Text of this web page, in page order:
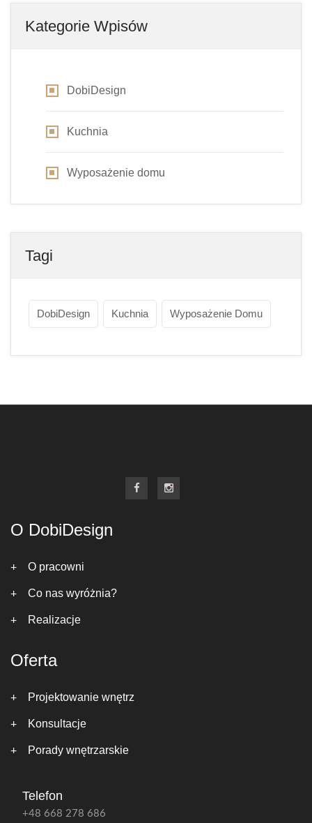
Kategorie Wpisów
DobiDesign
Kuchnia
Wyposażenie domu
Tagi
DobiDesign Kuchnia Wyposażenie Domu
O DobiDesign
O pracowni
Co nas wyróżnia?
Realizacje
Oferta
Projektowanie wnętrz
Konsultacje
Porady wnętrzarskie
Telefon
+48 668 278 686